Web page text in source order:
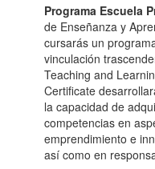
Programa Escuela
de Enseñanza y
cursarás un
vinculación
Teaching and
Certificate
la capacidad de
competencias en
emprendimiento e
así como en